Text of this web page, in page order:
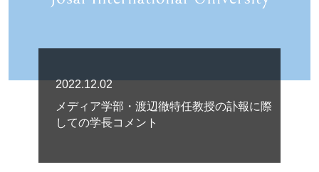
2022.12.02
メディア学部・渡辺徹特任教授の訃報に際
しての学長コメント